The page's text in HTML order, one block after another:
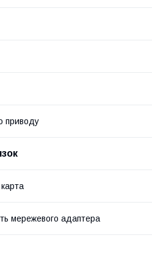
приводу
мережевого адаптера